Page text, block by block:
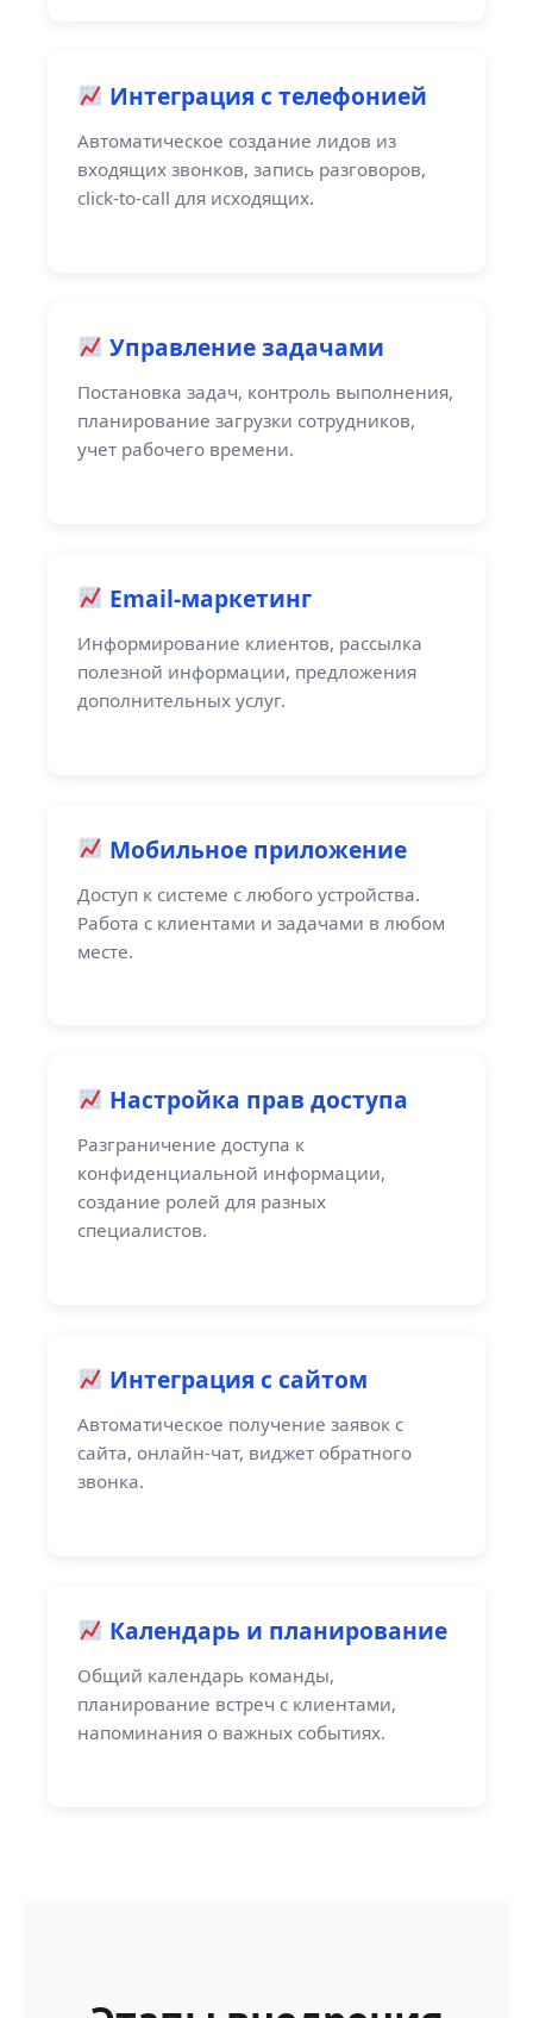
Интеграция с телефонией
Автоматическое создание лидов из
входящих звонков, запись разговоров,
click-to-call для исходящих.
Управление задачами
Постановка задач, контроль выполнения,
планирование загрузки сотрудников,
учет рабочего времени.
Email-маркетинг
Информирование клиентов, рассылка
полезной информации, предложения
дополнительных услуг.
Мобильное приложение
Доступ к системе с любого устройства.
Работа с клиентами и задачами в любом
месте.
Настройка прав доступа
Разграничение доступа к
конфиденциальной информации,
создание ролей для разных
специалистов.
Интеграция с сайтом
Автоматическое получение заявок с
сайта, онлайн-чат, виджет обратного
звонка.
Календарь и планирование
Общий календарь команды,
планирование встреч с клиентами,
напоминания о важных событиях.